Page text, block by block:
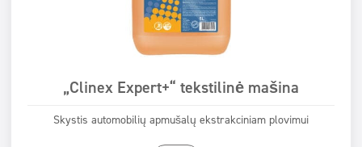
„Clinex Expert+“ tekstilinė mašina
Skystis automobilių apmušalų ekstrakciniam plovimui